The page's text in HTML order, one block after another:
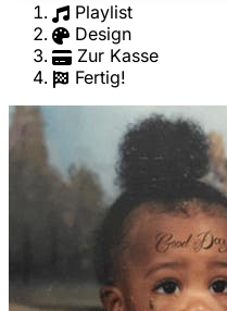
Playlist
Design
Zur Kasse
Fertig!